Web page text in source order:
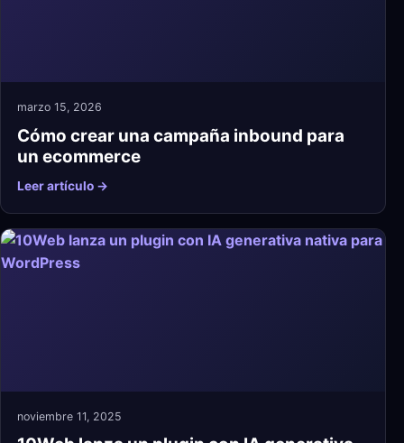
marzo 15, 2026
Cómo crear una campaña inbound para
un ecommerce
Leer artículo →
noviembre 11, 2025